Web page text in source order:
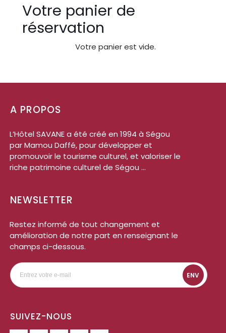
Votre panier de
réservation
Votre panier est vide.
A PROPOS
L’Hôtel SAVANE a été créé en 1994 à Ségou
par Mamou Daffé, pour développer et
promouvoir le tourisme culturel, et valoriser le
riche patrimoine culturel de Ségou ...
NEWSLETTER
Restez informé de tout changement et
amélioration de notre part en renseignant le
champs ci-dessous.
ENV
SUIVEZ-NOUS